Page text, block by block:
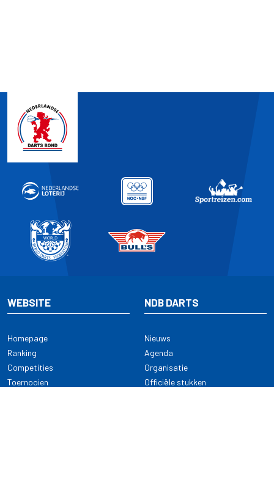
WEBSITE
Homepage
Ranking
Competities
Toernooien
NDB DARTS
Nieuws
Agenda
Organisatie
Officiële stukken